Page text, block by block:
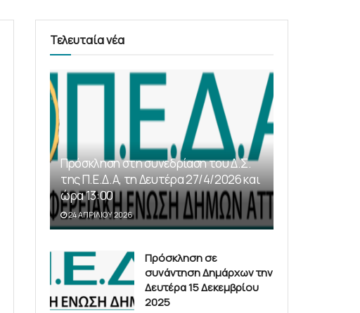
Τελευταία νέα
Πρόσκληση στη συνεδρίαση του Δ.Σ.
της Π.Ε.Δ.Α, τη Δευτέρα 27/4/2026 και
ώρα 13:00
24 ΑΠΡΙΛΊΟΥ 2026
Πρόσκληση σε
συνάντηση Δημάρχων την
Δευτέρα 15 Δεκεμβρίου
2025